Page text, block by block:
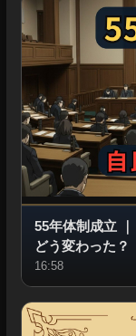
55年体制成立｜
どう変わった？
16:58